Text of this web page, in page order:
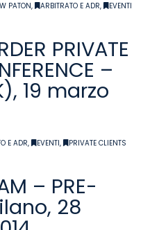
PATON, ARBITRATO E ADR, EVENTI
PRIVATE
–
19 marzo
E ADR, EVENTI, PRIVATE CLIENTS
– PRE-
28